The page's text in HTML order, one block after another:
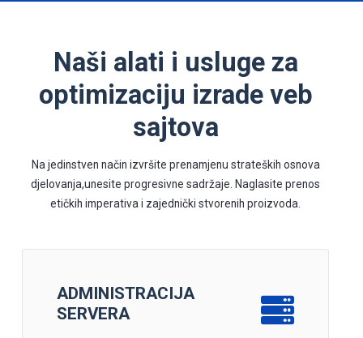
Naši alati i usluge za
optimizaciju izrade veb
sajtova
Na jedinstven način izvršite prenamjenu strateških osnova
djelovanja,unesite progresivne sadržaje. Naglasite prenos
etičkih imperativa i zajednički stvorenih proizvoda.
ADMINISTRACIJA
SERVERA